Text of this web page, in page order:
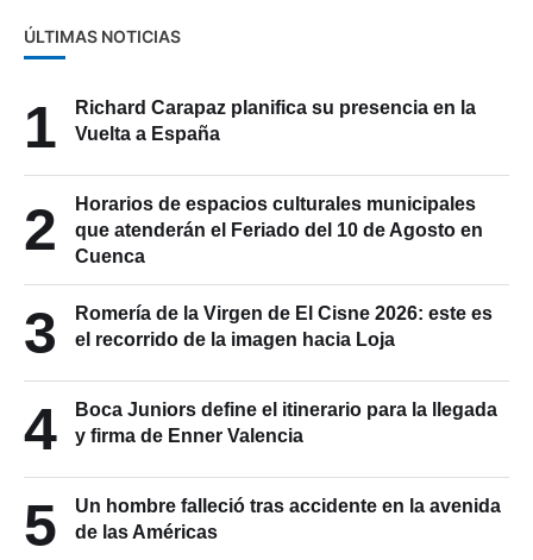
ÚLTIMAS NOTICIAS
1
Richard Carapaz planifica su presencia en la
Vuelta a España
2
Horarios de espacios culturales municipales
que atenderán el Feriado del 10 de Agosto en
Cuenca
3
Romería de la Virgen de El Cisne 2026: este es
el recorrido de la imagen hacia Loja
4
Boca Juniors define el itinerario para la llegada
y firma de Enner Valencia
5
Un hombre falleció tras accidente en la avenida
de las Américas